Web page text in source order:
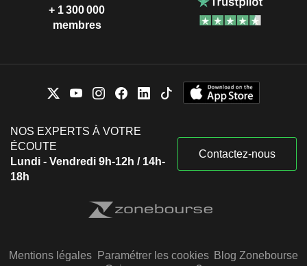
+ 1 300 000
membres
NOS EXPERTS À VOTRE
ÉCOUTE
Lundi - Vendredi 9h-12h / 14h-
18h
Contactez-nous
Mentions légales Paramétrer les cookies Blog Zonebourse